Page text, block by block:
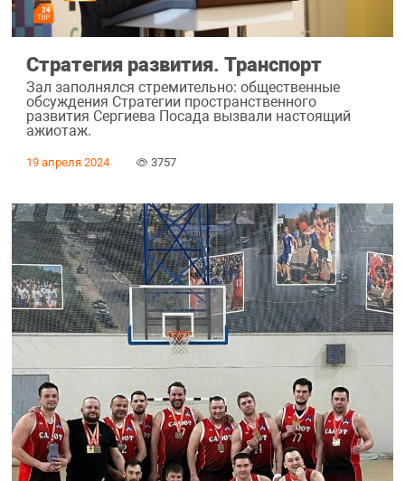
Стратегия развития. Транспорт
Зал заполнялся стремительно: общественные
обсуждения Стратегии пространственного
развития Сергиева Посада вызвали настоящий
ажиотаж.
19 апреля 2024 3757